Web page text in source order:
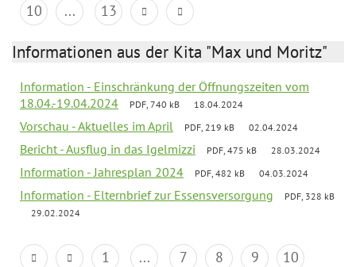
10 ... 13
Informationen aus der Kita "Max und Moritz"
Information - Einschränkung der Öffnungszeiten vom
18.04.-19.04.2024
PDF, 740 kB 18.04.2024
Vorschau - Aktuelles im April PDF, 219 kB 02.04.2024
Bericht - Ausflug in das Igelmizzi PDF, 475 kB 28.03.2024
Information - Jahresplan 2024 PDF, 482 kB 04.03.2024
Information - Elternbrief zur Essensversorgung
PDF, 328 kB
29.02.2024
1 ... 7 8 9
10